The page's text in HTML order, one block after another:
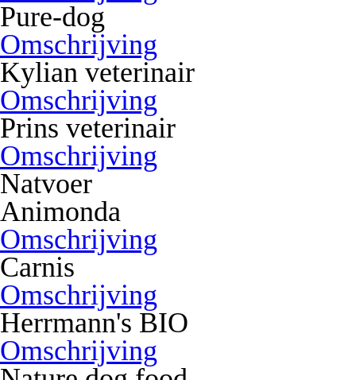
Pure-dog
Omschrijving
Kylian veterinair
Omschrijving
Prins veterinair
Omschrijving
Natvoer
Animonda
Omschrijving
Carnis
Omschrijving
Herrmann's BIO
Omschrijving